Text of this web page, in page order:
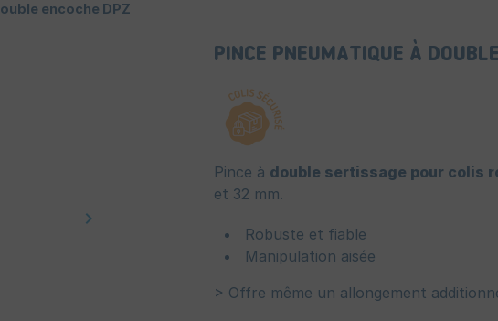
encoche DPZ
Suivant
keyboard_arrow_right
PINCE PNEUMATIQUE À
Pince à double sertissage pour colis
et 32 mm.
Robuste et fiable
Manipulation aisée
> Offre même un allongement